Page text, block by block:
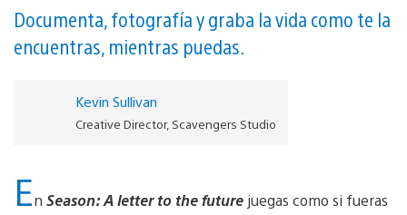
Documenta, fotografía y graba la vida como te la
encuentras, mientras puedas.
Kevin Sullivan
Creative Director, Scavengers Studio
En Season: A letter to the future juegas como si fueras